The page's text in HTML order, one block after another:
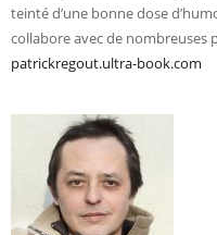
teinté d’une bonne dose
collabore avec de nombreuses
patrickregout.ultra-book.com